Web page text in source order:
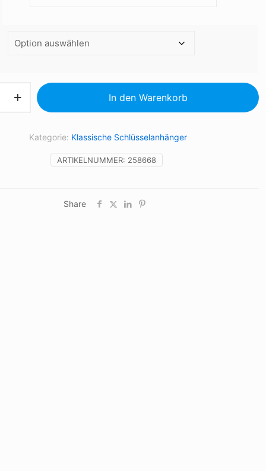
In den Warenkorb
ARTIKELNUMMER: 258668
Kategorie: Klassische Schlüsselanhänger
Share